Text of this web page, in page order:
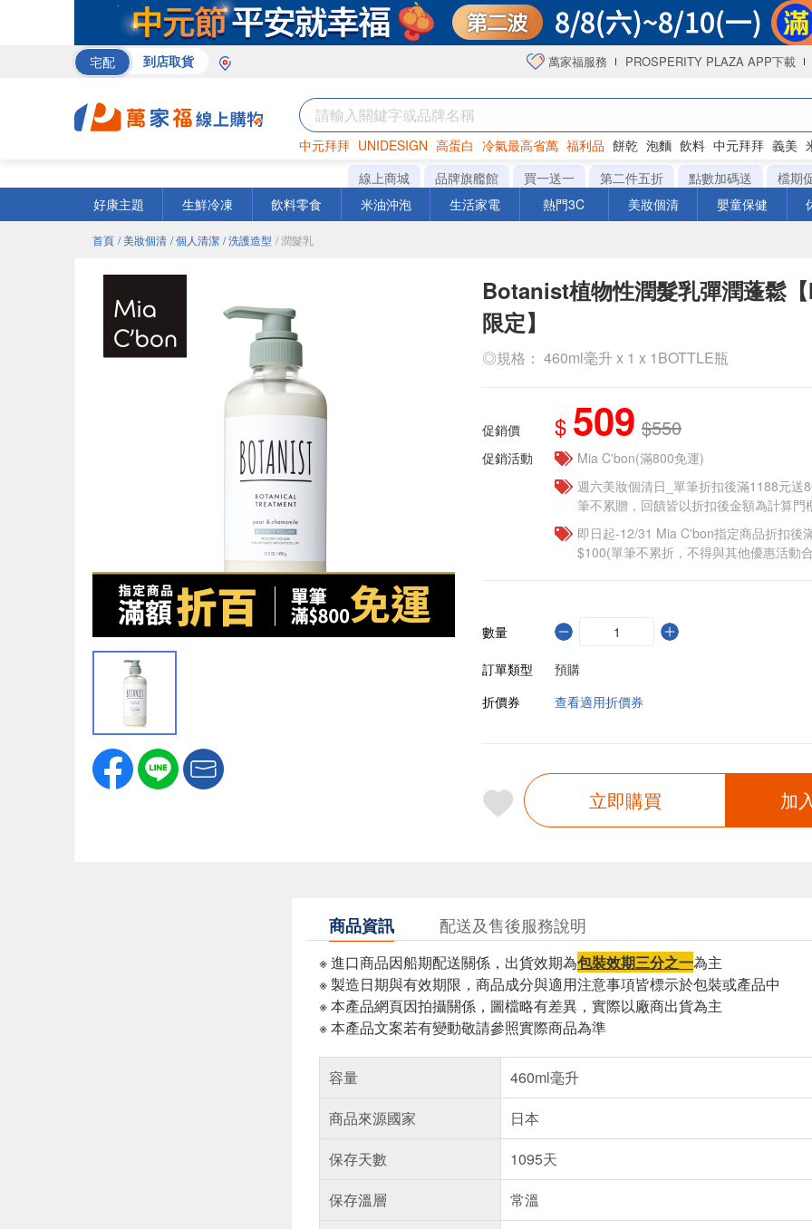
宅配 到店取貨 萬家福服務 PROSPERITY PLAZA APP下載
中元拜拜 UNIDESIGN 高蛋白 冷氣最高省萬 福利品 餅乾 泡麵 飲料 中元拜拜 義美
罐頭 海苔 洋芋片
線上商城 品牌旗艦館 買一送一 第二件五折 點數加碼送 檔期
好康主題
生鮮冷凍 飲料零食 米油沖泡 生活家電 熱門3C 美妝個清 嬰童保健
首頁 / 美妝個清 / 個人清潔 / 洗護造型 / 潤髮乳
Botanist植物性潤髮乳彈潤蓬鬆
限定】
◎規格： 460ml毫升 x 1 x 1BOTTLE瓶
促銷價 $ 509 $550
促銷活動
Mia C'bon(滿800免運)
週六美妝個清日_單筆折扣後滿1188元送
筆不累贈，回饋皆以折扣後金額為計算門
即日起-12/31 Mia C'bon指定商品折扣後
$100(單筆不累折，不得與其他優惠活動
數量
訂單類型
預購
折價券
查看適用折價券
立即購買 加
商品資訊 配送及售後服務說明
※ 進口商品因船期配送關係，出貨效期為包裝效期三分之一為主
※ 製造日期與有效期限，商品成分與適用注意事項皆標示於包裝或產品中
※ 本產品網頁因拍攝關係，圖檔略有差異，實際以廠商出貨為主
※ 本產品文案若有變動敬請參照實際商品為準
容量
460ml毫升
商品來源國家
日本
保存天數
1095天
保存溫層
常溫